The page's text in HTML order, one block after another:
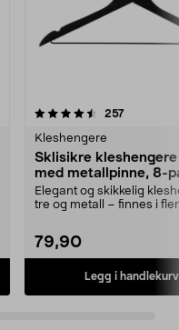
257
Kleshengere
Sklisikre
med metallpinne, 8-
Elegant og skikkelig
tre og metall – finnes i
79,90
Legg i handlekurv
4.5av 5 stjerner